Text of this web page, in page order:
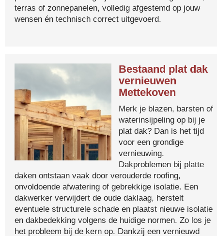
terras of zonnepanelen, volledig afgestemd op jouw
wensen én technisch correct uitgevoerd.
Bestaand plat dak
vernieuwen
Mettekoven
Merk je blazen, barsten of
waterinsijpeling op bij je
plat dak? Dan is het tijd
voor een grondige
vernieuwing.
Dakproblemen bij platte
daken ontstaan vaak door verouderde roofing,
onvoldoende afwatering of gebrekkige isolatie. Een
dakwerker verwijdert de oude daklaag, herstelt
eventuele structurele schade en plaatst nieuwe isolatie
en dakbedekking volgens de huidige normen. Zo los je
het probleem bij de kern op. Dankzij een vernieuwd